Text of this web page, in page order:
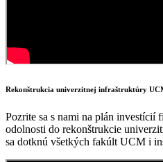
Rekonštrukcia univerzitnej infraštruktúry
Pozrite sa s nami na plán investícií
odolnosti do rekonštrukcie
sa dotknú všetkých fakúlt UCM i